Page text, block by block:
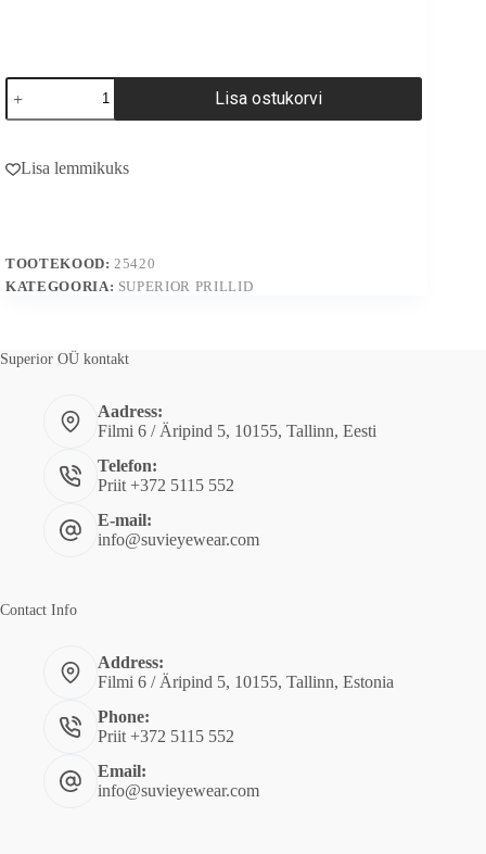
25420
kogus
Lisa ostukorvi
t
t
i
Lisa lemmikuks
TOOTEKOOD: 25420
KATEGOORIA: SUPERIOR PRILLID
Superior OÜ kontakt
Aadress:
Filmi 6 / Äripind 5, 10155, Tallinn, Eesti
Telefon:
Priit +372 5115 552
E-mail:
info@suvieyewear.com
Contact Info
Address:
Filmi 6 / Äripind 5, 10155, Tallinn, Estonia
Phone:
Priit +372 5115 552
Email:
info@suvieyewear.com